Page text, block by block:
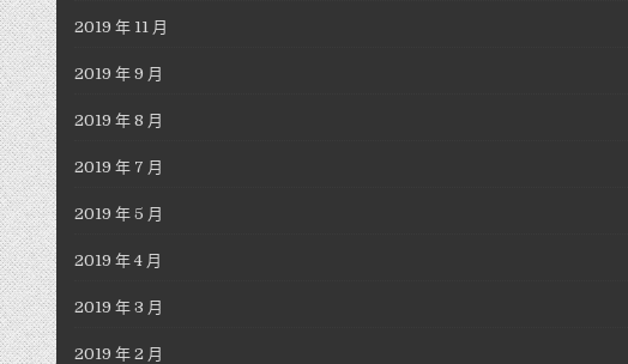
2019 年 11 月
2019 年 9 月
2019 年 8 月
2019 年 7 月
2019 年 5 月
2019 年 4 月
2019 年 3 月
2019 年 2 月